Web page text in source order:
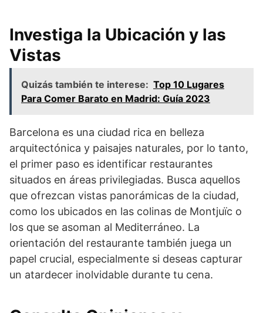
Investiga la Ubicación y las
Vistas
Quizás también te interese: Top 10 Lugares
Para Comer Barato en Madrid: Guía 2023
Barcelona es una ciudad rica en belleza
arquitectónica y paisajes naturales, por lo tanto,
el primer paso es identificar restaurantes
situados en áreas privilegiadas. Busca aquellos
que ofrezcan vistas panorámicas de la ciudad,
como los ubicados en las colinas de Montjuïc o
los que se asoman al Mediterráneo. La
orientación del restaurante también juega un
papel crucial, especialmente si deseas capturar
un atardecer inolvidable durante tu cena.